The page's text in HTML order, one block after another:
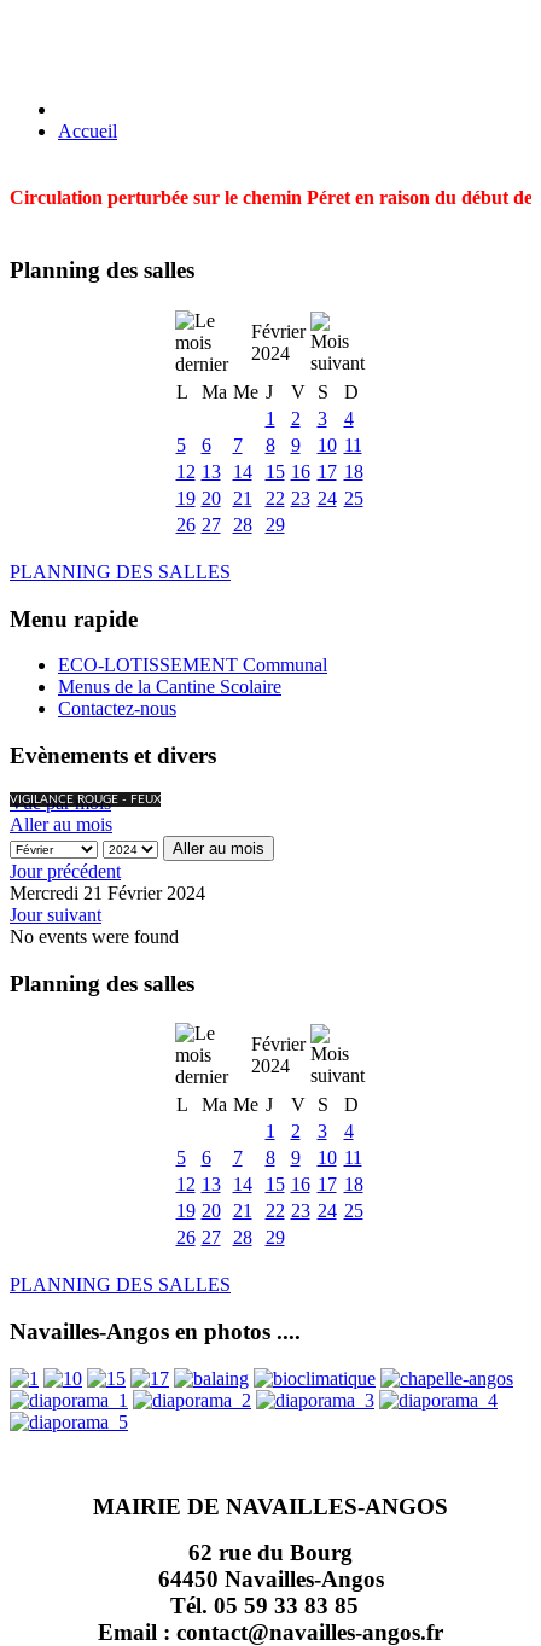
Accueil
Circulation perturbée sur le chemin Péret en raison du début
Planning des salles
Février
2024
L
Ma Me J V S
D
1
2 3
4
5
6 7 8 9 10 11
12 13 14 15 16 17 18
19 20 21 22 23 24 25
26 27 28 29
PLANNING DES SALLES
Menu rapide
ECO-LOTISSEMENT Communal
Menus de la Cantine Scolaire
Contactez-nous
Evènements et divers
VIGILANCE ROUGE - FEUX
Vue par mois
Aller au mois
Aller au mois
Jour précédent
Mercredi 21 Février 2024
Jour suivant
No events were found
Planning des salles
Février
2024
L
Ma Me J V S
D
1
2 3
4
5
6 7 8 9 10 11
12 13 14 15 16 17 18
19 20 21 22 23 24 25
26 27 28 29
PLANNING DES SALLES
Navailles-Angos en photos ....
MAIRIE DE NAVAILLES-ANGOS
62 rue du Bourg
64450 Navailles-Angos
Tél. 05 59 33 83 85
Email : contact@navailles-angos.fr